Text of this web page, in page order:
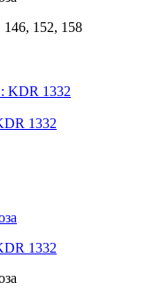
146, 152, 158
1332
1332